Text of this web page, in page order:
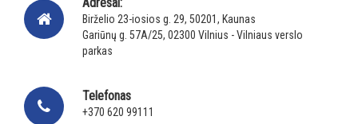
Adresai:
Birželio 23-iosios g. 29, 50201, Kaunas
Gariūnų g. 57A/25, 02300 Vilnius - Vilniaus verslo
parkas
Telefonas
+370 620 99111